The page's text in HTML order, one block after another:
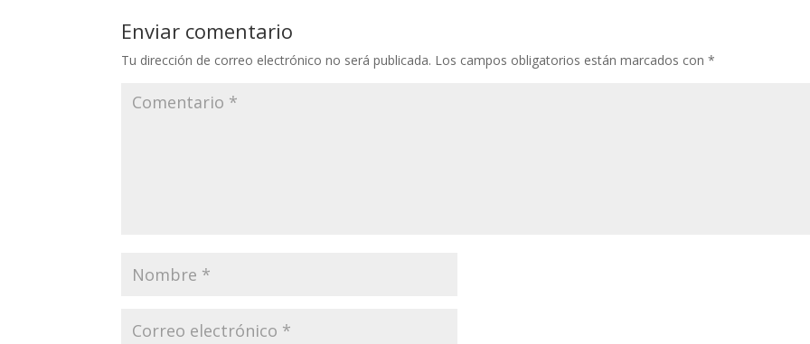
Enviar comentario
Tu dirección de correo electrónico no será publicada. Los campos obligatorios están marcados con*